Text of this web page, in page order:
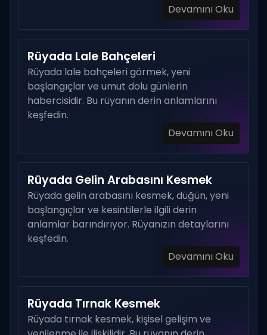
Devamını Oku
Rüyada Lale Bahçeleri
Rüyada lale bahçeleri görmek, yeni
başlangıçlar ve umut dolu günlerin
habercisidir. Bu rüyanın derin anlamlarını
keşfedin.
Devamını Oku
Rüyada Gelin Arabasını Kesmek
Rüyada gelin arabasını kesmek, düğün, yeni
başlangıçlar ve kesintilerle ilgili derin
anlamlar barındırıyor. Rüyanızın detaylarını
keşfedin.
Devamını Oku
Rüyada Tırnak Kesmek
Rüyada tırnak kesmek, kişisel gelişim ve